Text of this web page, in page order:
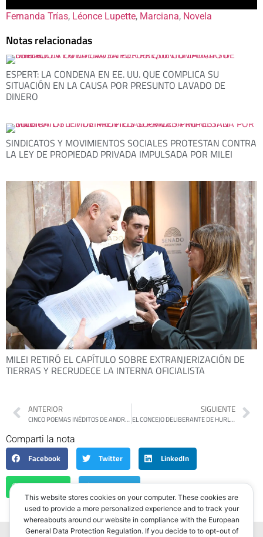
Fernanda Trías, Léonce Lupette, Marciana, Novela
Notas relacionadas
ESPERT: LA CONDENA EN EE. UU. QUE COMPLICA SU
SITUACIÓN EN LA CAUSA POR PRESUNTO LAVADO DE
DINERO
SINDICATOS Y MOVIMIENTOS SOCIALES PROTESTAN CONTRA
LA LEY DE PROPIEDAD PRIVADA IMPULSADA POR MILEI
MILEI RETIRÓ EL CAPÍTULO SOBRE EXTRANJERIZACIÓN DE
TIERRAS Y RECRUDECE LA INTERNA OFICIALISTA
ANTERIOR
CINCO POEMAS INÉDITOS DE ANDREA PAPINI
SIGUIENTE
EL CONCEJO DELIBERANTE DE HURLINGHAM APROBÓ POR AMPLIA MAYORÍA EL NUEVO CÓDIGO DE ORDENAMIENTO URBANO
Comparti la nota
Facebook
Twitter LinkedIn
WhatsApp Telegram
This website stores cookies on your computer. These cookies are
used to provide a more personalized experience and to track your
whereabouts around our website in compliance with the European
General Data Protection Regulation. If you decide to to opt-out of